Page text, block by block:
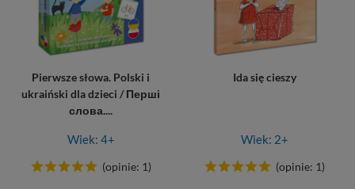
Pierwsze słowa. Polski i
ukraiński dla dzieci / Перші
слова....
Wiek: 4+
(opinie: 1)
Ida się cieszy
Wiek: 2+
(opinie: 1)